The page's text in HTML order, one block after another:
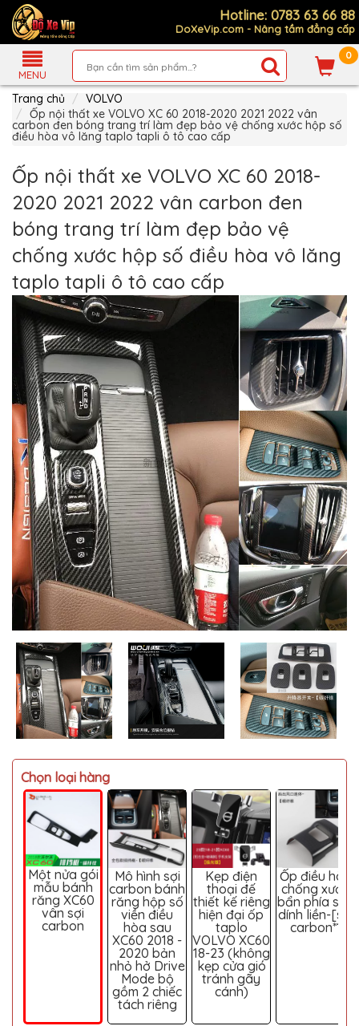
Hotline: 0783 63 66 88
DoXeVip.com - Nâng tầm đẳng cấp
MENU
0
Giới
Thiệu
Sản
Phẩm
Hướng
Hàng
Chính
Sách
Thanh
Toán
Xe
Mới
Liên
hệ
MUA
NHIỀU
NHẤT
KIA
TOYOTA
HONDA
MAZDA
SUBARU
CHEVROLET
NISSAN
VOLKSWAGEN
MERCEDES
HYUNDAI
FORD
MITSUBISHI
VOLVO
SUZUKI
PORSCHE
LEXUS
MG
AUDI
VINFAST
Trang chủ
VOLVO
Ốp nội thất xe VOLVO XC 60 2018-2020 2021 2022 vân
carbon đen bóng trang trí làm đẹp bảo vệ chống xước hộp số
điều hòa vô lăng taplo tapli ô tô cao cấp
Ốp nội thất xe VOLVO XC 60 2018-
2020 2021 2022 vân carbon đen
bóng trang trí làm đẹp bảo vệ
chống xước hộp số điều hòa vô lăng
taplo tapli ô tô cao cấp
Chọn loại hàng
Một nửa gói
mẫu bánh
răng XC60
vân sợi
carbon
Mô hình sợi
carbon bánh
răng hộp số
viền điều
hòa sau
XC60 2018 -
2020 bản
nhỏ hở Drive
Mode bộ
gồm 2 chiếc
tách riêng
Kẹp điện
thoại đế
thiết kế riêng
hiện đại ốp
taplo
VOLVO XC60
18-23 (không
kẹp cửa gió
tránh gãy
cánh)
Ốp điều hòa
chống xước
bẩn phía sau
dính liền-[sợi
carbon*1